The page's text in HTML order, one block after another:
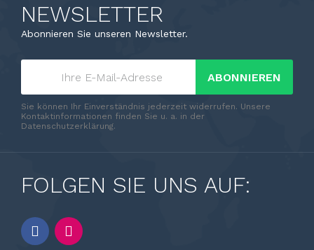
NEWSLETTER
Abonnieren Sie unseren Newsletter.
ABONNIEREN
Sie können Ihr Einverständnis jederzeit widerrufen. Unsere
Kontaktinformationen finden Sie u. a. in der
Datenschutzerklärung.
FOLGEN SIE UNS AUF: